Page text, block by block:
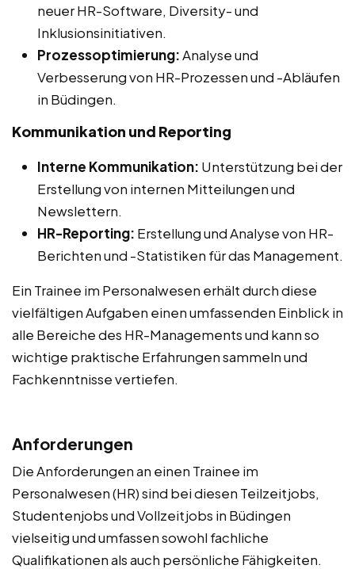
neuer HR-Software, Diversity- und
Inklusionsinitiativen.
Prozessoptimierung:Analyse und
Verbesserung von HR-Prozessen und -Abläufen
in Büdingen.
Kommunikation und Reporting
Interne Kommunikation: Unterstützung bei der
Erstellung von internen Mitteilungen und
Newslettern.
HR-Reporting: Erstellung und Analyse von HR-
Berichten und -Statistiken für das Management.
Ein Trainee im Personalwesen erhält durch diese
vielfältigen Aufgaben einen umfassenden Einblick in
alle Bereiche des HR-Managements und kann so
wichtige praktische Erfahrungen sammeln und
Fachkenntnisse vertiefen.
Anforderungen
Die Anforderungen an einen Trainee im
Personalwesen (HR) sind bei diesen Teilzeitjobs,
Studentenjobs und Vollzeitjobs in Büdingen
vielseitig und umfassen sowohl fachliche
Qualifikationen als auch persönliche Fähigkeiten.